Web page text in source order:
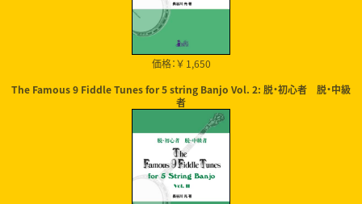
価格：￥ 1,650
The Famous 9 Fiddle Tunes for 5 string Banjo Vol. 2: 脱・初心者 脱・中級
者